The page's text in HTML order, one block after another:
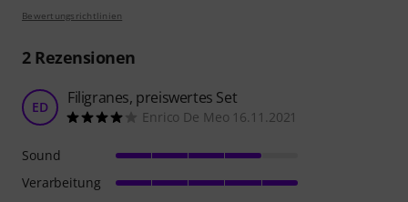
Bewertungsrichtlinien
2Rezensionen
ED Filigranes, preiswertes Set
Enrico De Meo 16.11.2021
Sound
Verarbeitung